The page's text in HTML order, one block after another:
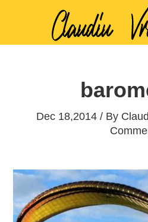
Dec 18,2014 / By